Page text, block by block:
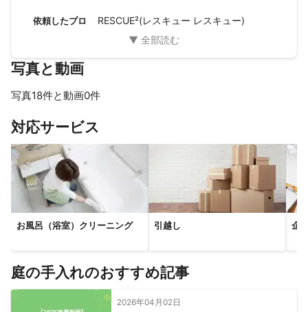
アピールポイント
☆年中無休☆妥協の出来ない職人気質！お客様に満足頂いており
依頼したプロ RESCUE²(レスキュー レスキュー)
写真と動画
写真18件と動画0件
対応サービス
お風呂（浴室）クリーニング 引越し 企
庭の手入れのおすすめ記事
2026年04月02日